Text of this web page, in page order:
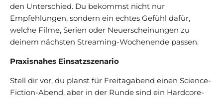
den Unterschied. Du bekommst nicht nur
Empfehlungen, sondern ein echtes Gefühl dafür,
welche Filme, Serien oder Neuerscheinungen zu
deinem nächsten Streaming-Wochenende passen.
Praxisnahes Einsatzszenario
Stell dir vor, du planst für Freitagabend einen Science-
Fiction-Abend, aber in der Runde sind ein Hardcore-